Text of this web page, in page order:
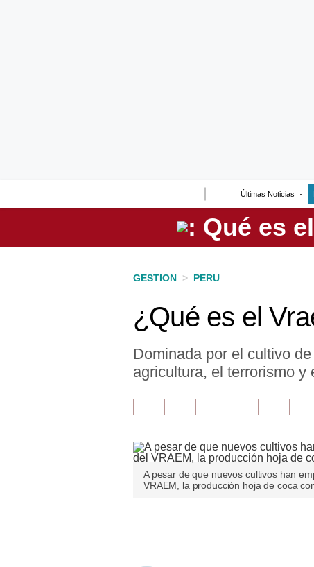
Últimas Noticias
Perú
GESTION > PERU
¿Qué es el
Dominada por el cultivo
agricultura, el terrorismo y
A pesar de que nuevos cultivos han
VRAEM, la producción hoja de coca